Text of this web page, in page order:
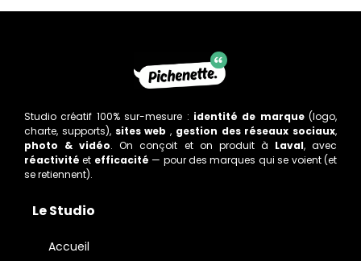
Studio créatif 100% sur-mesure : identité de marque(logo,
charte, supports), sites web , gestion des réseaux sociaux,
photo & vidéo. On conçoit et on produit à Laval, avec
réactivité et efficacité — pour des marques qui se voient (et
se retiennent).
Le Studio
Accueil